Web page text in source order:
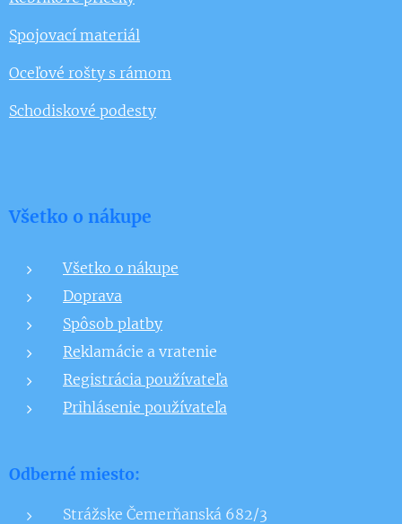
Spojovací materiál
Oceľové rošty s rámom
Schodiskové podesty
Všetko o nákupe
Všetko o nákupe
Doprava
Spôsob platby
Reklamácie a vratenie
Registrácia používateľa
Prihlásenie používateľa
Odberné miesto:
Strážske Čemerňanská 682/3